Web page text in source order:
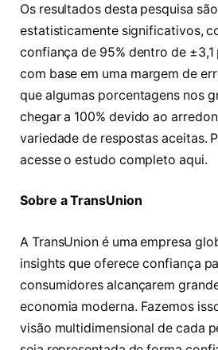
Os resultados desta pesquisa
estatisticamente significativos,
confiança de 95% dentro de
com base em uma margem de
que algumas porcentagens nos
chegar a 100% devido ao
variedade de respostas aceitas.
acesse o estudo completo aqui.
Sobre a TransUnion
A TransUnion é uma empresa
insights que oferece confiança
consumidores alcançarem
economia moderna. Fazemos
visão multidimensional de cada